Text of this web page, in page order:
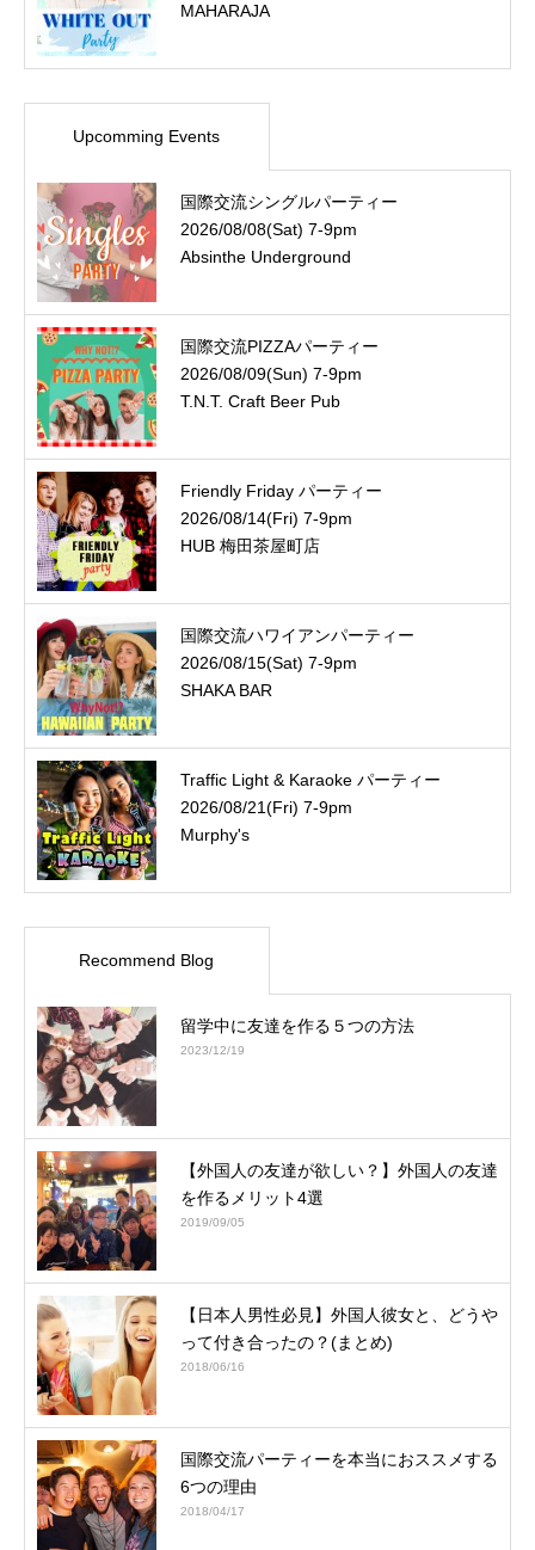
MAHARAJA
Upcomming Events
国際交流シングルパーティー
2026/08/08(Sat) 7-9pm
Absinthe Underground
国際交流PIZZAパーティー
2026/08/09(Sun) 7-9pm
T.N.T. Craft Beer Pub
Friendly Friday パーティー
2026/08/14(Fri) 7-9pm
HUB 梅田茶屋町店
国際交流ハワイアンパーティー
2026/08/15(Sat) 7-9pm
SHAKA BAR
Traffic Light & Karaoke パーティー
2026/08/21(Fri) 7-9pm
Murphy's
Recommend Blog
留学中に友達を作る５つの方法
2023/12/19
【外国人の友達が欲しい？】外国人の友達
を作るメリット4選
2019/09/05
【日本人男性必見】外国人彼女と、どうや
って付き合ったの？(まとめ)
2018/06/16
国際交流パーティーを本当におススメする
6つの理由
2018/04/17